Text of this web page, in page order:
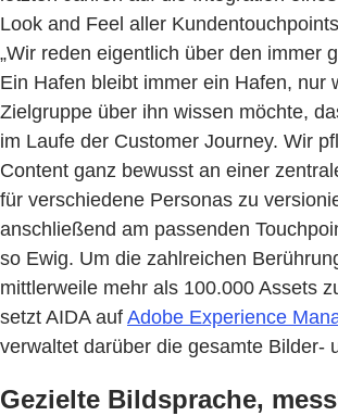
Look and Feel aller
„Wir reden eigentlich über den immer
Ein Hafen bleibt immer ein Hafen, nur
Zielgruppe über ihn wissen möchte,
im Laufe der Customer Journey. Wir
Content ganz bewusst an einer
für verschiedene Personas zu
anschließend am passenden
so Ewig. Um die zahlreichen
mittlerweile mehr als 100.000 Assets
setzt AIDA auf Adobe Experience
verwaltet darüber die gesamte Bilder-
Gezielte Bildsprache,